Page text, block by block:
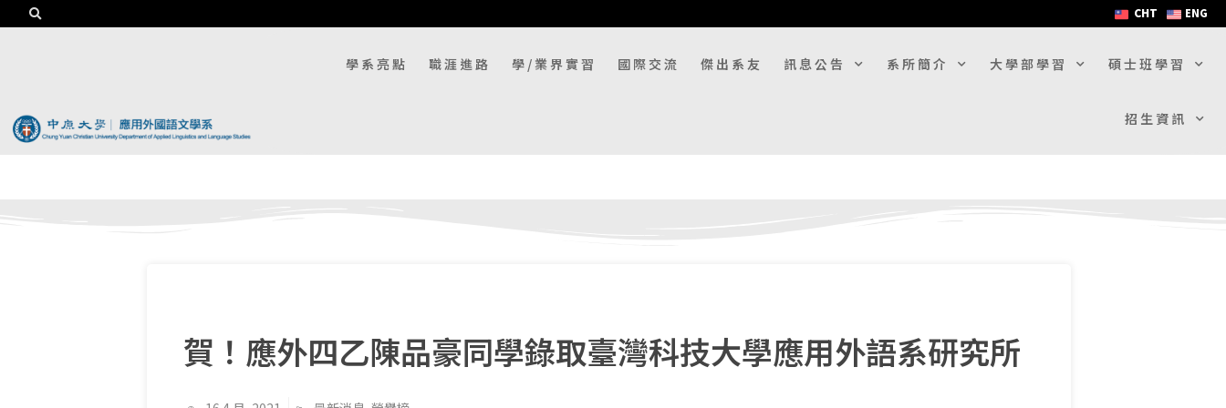
CHT ENG
學系亮點 職涯進路 學/業界實習 國際交流 傑出系友 訊息公告 系所簡介 大學部學習 碩士班學習
招生資訊
賀！應外四乙陳品豪同學錄取臺灣科技大學應用外語系研究所